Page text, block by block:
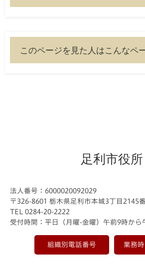
このページを見た人はこんなペ
足利市役所
法人番号：6000020092029
〒326-8601 栃木県足利市本城3丁目2145
TEL 0284-20-2222
受付時間：平日（月曜-金曜）午前9時から
組織別電話番号 業務